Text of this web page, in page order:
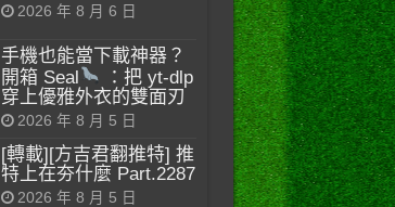
2026 年 8 月 6 日
手機也能當下載神器？
開箱 Seal
：把 yt-dlp
穿上優雅外衣的雙面刃
2026 年 8 月 5 日
[轉載][方吉君翻推特] 推
特上在夯什麼 Part.2287
2026 年 8 月 5 日